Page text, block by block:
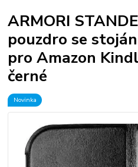
ARMORI
pouzdro se
pro Amazon
černé
Novinka